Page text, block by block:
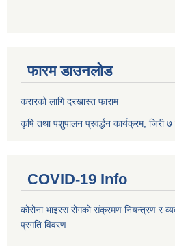
फारम डाउनलोड
करारको लागि दरखास्त फाराम
कृषि तथा पशुपालन प्रवर्द्धन कार्यक्रम, जिरी
COVID-19 Info
कोरोना भाइरस रोगको संक्रमण नियन्त्रण र
प्रगति विवरण